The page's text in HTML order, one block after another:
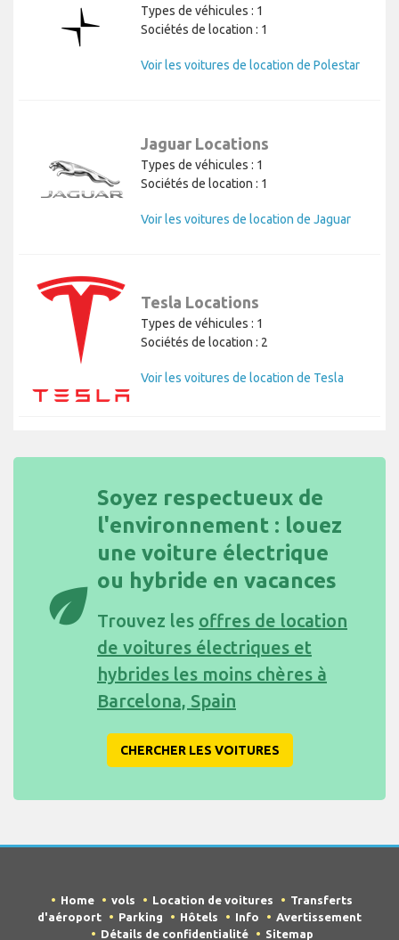
Types de véhicules : 1
Sociétés de location : 1
Voir les voitures de location de Polestar
Jaguar Locations
Types de véhicules : 1
Sociétés de location : 1
Voir les voitures de location de Jaguar
Tesla Locations
Types de véhicules : 1
Sociétés de location : 2
Voir les voitures de location de Tesla
eco
Soyez respectueux de
l'environnement : louez
une voiture électrique
ou hybride en vacances
Trouvez les offres de location
de voitures électriques et
hybrides les moins chères à
Barcelona, Spain
CHERCHER LES VOITURES
Home vols Location de voitures
Transferts
d'aéroport
Parking Hôtels Info
Avertissement
Détails de confidentialité
Sitemap